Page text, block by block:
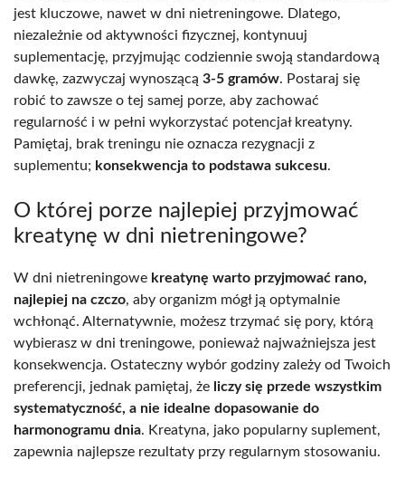
jest kluczowe, nawet w dni nietreningowe. Dlatego,
niezależnie od aktywności fizycznej, kontynuuj
suplementację, przyjmując codziennie swoją standardową
dawkę, zazwyczaj wynoszącą 3-5 gramów. Postaraj się
robić to zawsze o tej samej porze, aby zachować
regularność i w pełni wykorzystać potencjał kreatyny.
Pamiętaj, brak treningu nie oznacza rezygnacji z
suplementu; konsekwencja to podstawa sukcesu.
O której porze najlepiej przyjmować
kreatynę w dni nietreningowe?
W dni nietreningowe kreatynę warto przyjmować rano,
najlepiej na czczo, aby organizm mógł ją optymalnie
wchłonąć. Alternatywnie, możesz trzymać się pory, którą
wybierasz w dni treningowe, ponieważ najważniejsza jest
konsekwencja. Ostateczny wybór godziny zależy od Twoich
preferencji, jednak pamiętaj, że liczy się przede wszystkim
systematyczność, a nie idealne dopasowanie do
harmonogramu dnia. Kreatyna, jako popularny suplement,
zapewnia najlepsze rezultaty przy regularnym stosowaniu.